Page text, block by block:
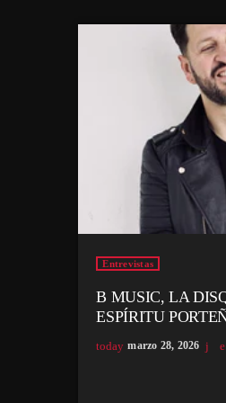
Entrevistas
B MUSIC, LA
ESPÍRITU
today marzo 28, 2026